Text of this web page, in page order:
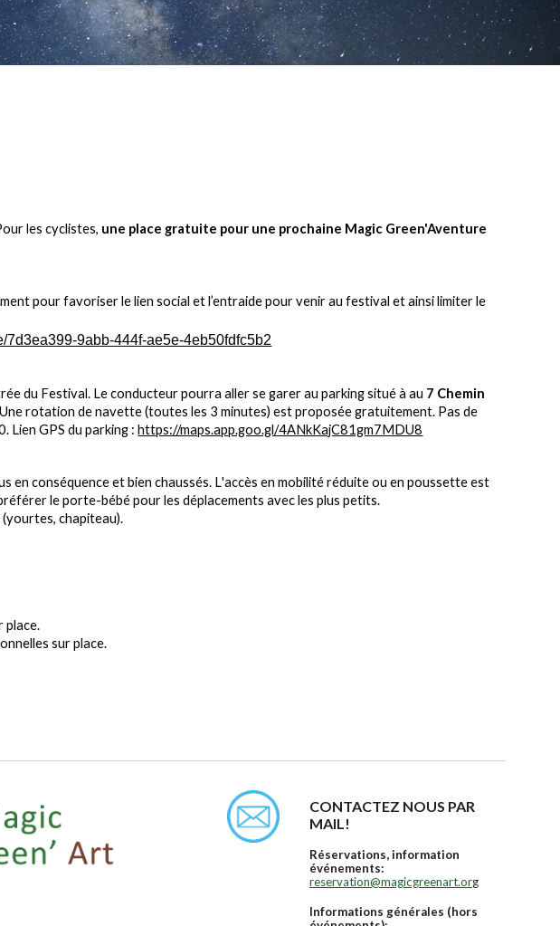
our les cyclistes, une place gratuite pour une prochaine Magic Green'Aventure
pour favoriser le lien social et l’entraide pour venir au festival et ainsi limiter le
7d3ea399-9abb-444f-ae5e-4eb50fdfc5b2
du Festival. Le conducteur pourra aller se garer au parking situé à au 7 Chemin
rotation de navette (toutes les 3 minutes) est proposée gratuitement. Pas de
. Lien GPS du parking : https://maps.app.goo.gl/4ANkKajC81gm7MDU8
en conséquence et bien chaussés. L'accès en mobilité réduite ou en poussette est
le porte-bébé pour les déplacements avec les plus petits.
chapiteau).
place.
sur place.
CONTACTEZ NOUS PAR
MAIL!
Réservations, information
événements:
reservation@magicgreenart.org
Informations générales (hors